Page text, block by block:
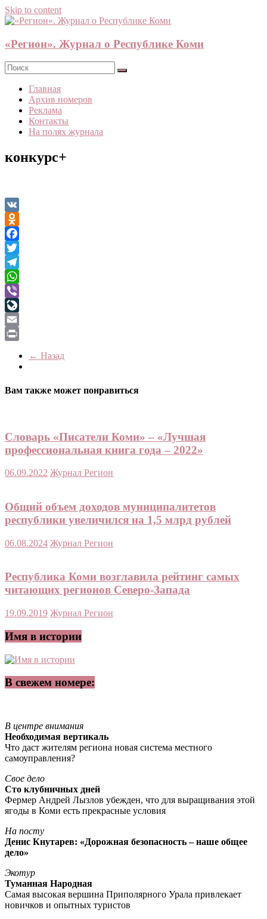
Skip to content
«Регион». Журнал о Республике Коми
Главная
Архив номеров
Реклама
Контакты
На полях журнала
конкурс+
VK
Odnoklassniki
Facebook
Twitter
Telegram
WhatsApp
Viber
LiveJournal
Email
← Назад
Вам также может понравиться
Словарь «Писатели Коми» – «Лучшая
профессиональная книга года – 2022»
06.09.2022 Журнал Регион
Общий объем доходов муниципалитетов
республики увеличился на 1,5 млрд рублей
06.08.2024 Журнал Регион
Республика Коми возглавила рейтинг самых
читающих регионов Северо-Запада
19.09.2019 Журнал Регион
Имя в истории
В свежем номере:
В центре внимания
Необходимая вертикаль
Что даст жителям региона новая система местного
самоуправления?
Свое дело
Сто клубничных дней
Фермер Андрей Лызлов убежден, что для выращивания этой
ягоды в Коми есть прекрасные условия
На посту
Денис Кнутарев: «Дорожная безопасность – наше общее
дело»
Экотур
Туманная Народная
Самая высокая вершина Приполярного Урала привлекает
новичков и опытных туристов